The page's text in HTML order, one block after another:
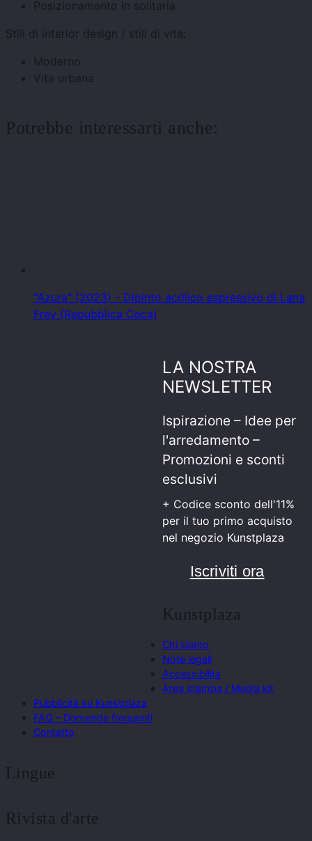
Posizionamento in solitaria
Stili di interior design / stili di vita:
Moderno
Vita urbana
Potrebbe interessarti anche:
"Azura" (2023) - Dipinto acrilico espressivo di Lana
Frey (Repubblica Ceca)
LA NOSTRA
NEWSLETTER
Ispirazione – Idee per
l'arredamento –
Promozioni e sconti
esclusivi
+ Codice sconto dell'11%
per il tuo primo acquisto
nel negozio Kunstplaza
Iscriviti ora
Kunstplaza
Chi siamo
Note legali
Accessibilità
Area stampa / Media kit
Pubblicità su Kunstplaza
FAQ – Domande frequenti
Contatto
Lingue
Rivista d'arte